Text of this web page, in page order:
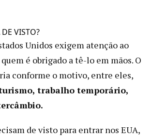
VISTO?
Unidos exigem atenção ao
é obrigado a tê-lo em mãos. O
conforme o motivo, entre eles,
trabalho temporário,
de visto para entrar nos EUA,